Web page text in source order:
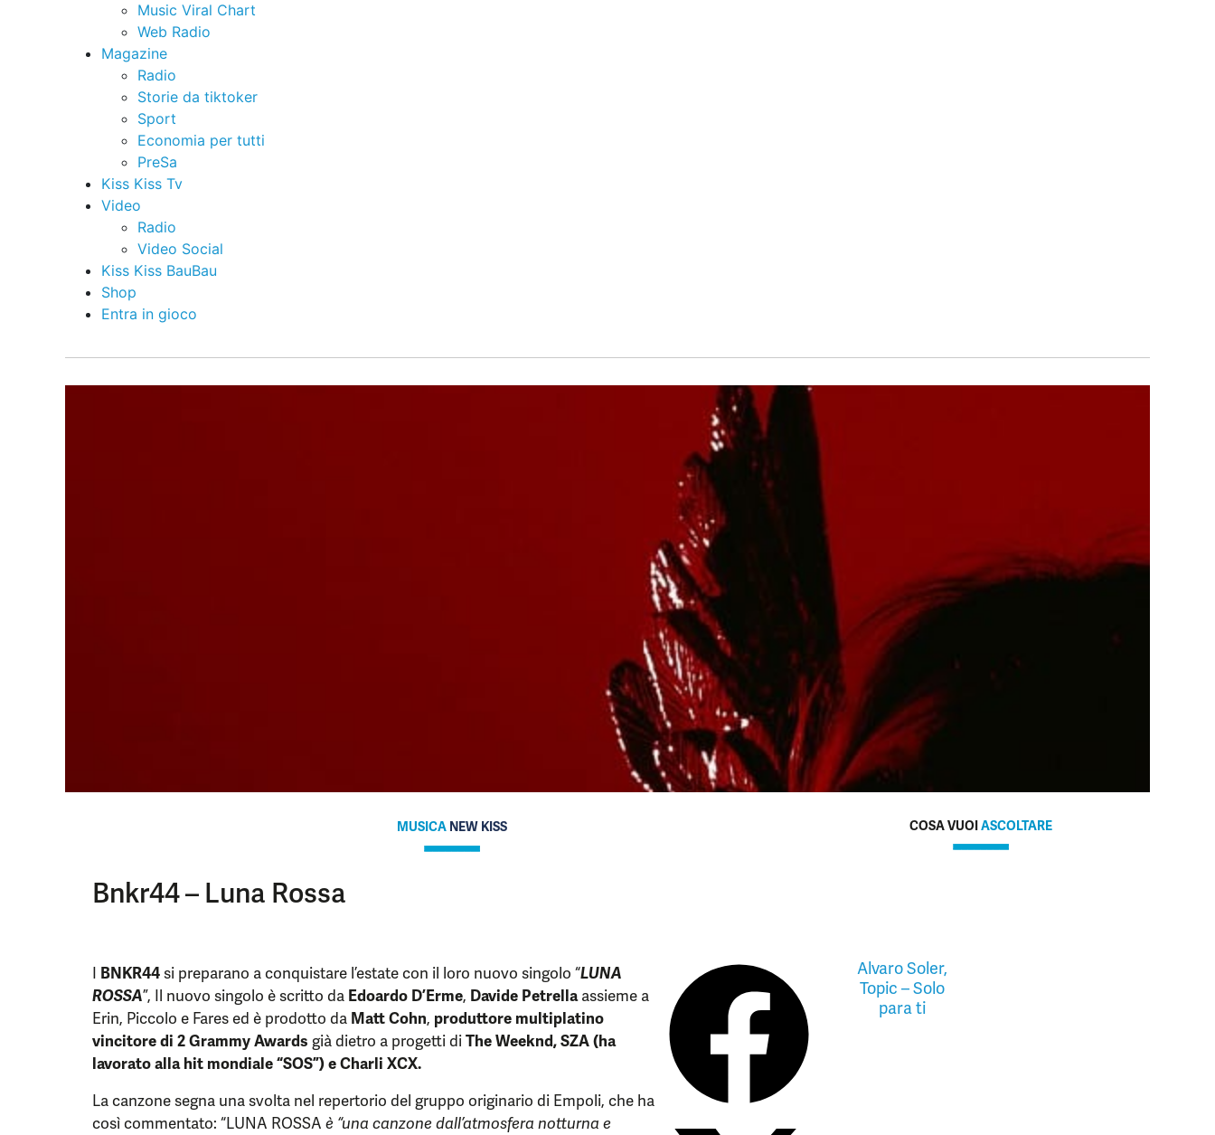
Music Viral Chart
Web Radio
Magazine
Radio
Storie da tiktoker
Sport
Economia per tutti
PreSa
Kiss Kiss Tv
Video
Radio
Video Social
Kiss Kiss BauBau
Shop
Entra in gioco
MUSICANEW KISS
Bnkr44 – Luna Rossa
I BNKR44si preparano a conquistare l’estate con il loro nuovo singolo “LUNA
ROSSA”, Il nuovo singolo è scritto da Edoardo D’Erme, Davide Petrellaassieme a
Erin, Piccolo e Fares ed è prodotto da Matt Cohn, produttore multiplatino
vincitore di 2 Grammy Awards già dietro a progetti diThe Weeknd, SZA (ha
lavorato alla hit mondiale “SOS”) e Charli XCX.
La canzone segna una svolta nel repertorio del gruppo originario di Empoli, che ha
così commentato: “LUNA ROSSA è “una canzone dall’atmosfera notturna e
COSA VUOIASCOLTARE
Alvaro Soler,
Topic – Solo
para ti